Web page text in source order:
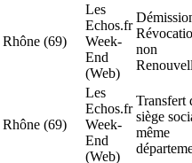
Rhône (69)
Les
Echos.fr
Week-
End
(Web)
non
Rhône (69)
Les
Echos.fr
Week-
End
(Web)
Transfert
siège
même